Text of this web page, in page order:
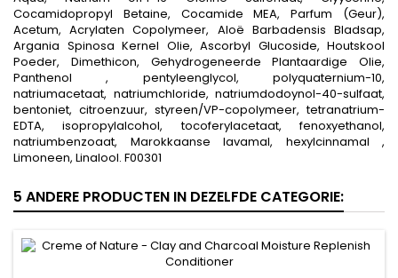
Cocamidopropyl Betaine, Cocamide MEA, Parfum (Geur),
Acetum, Acrylaten Copolymeer, Aloë Barbadensis Bladsap,
Argania Spinosa Kernel Olie, Ascorbyl Glucoside, Houtskool
Poeder, Dimethicon, Gehydrogeneerde Plantaardige Olie,
Panthenol , pentyleenglycol, polyquaternium-10,
natriumacetaat, natriumchloride, natriumdodoynol-40-sulfaat,
bentoniet, citroenzuur, styreen/VP-copolymeer, tetranatrium-
EDTA, isopropylalcohol, tocoferylacetaat, fenoxyethanol,
natriumbenzoaat, Marokkaanse lavamal, hexylcinnamal ,
Limoneen, Linalool. F00301
5 ANDERE PRODUCTEN IN DEZELFDE CATEGORIE: